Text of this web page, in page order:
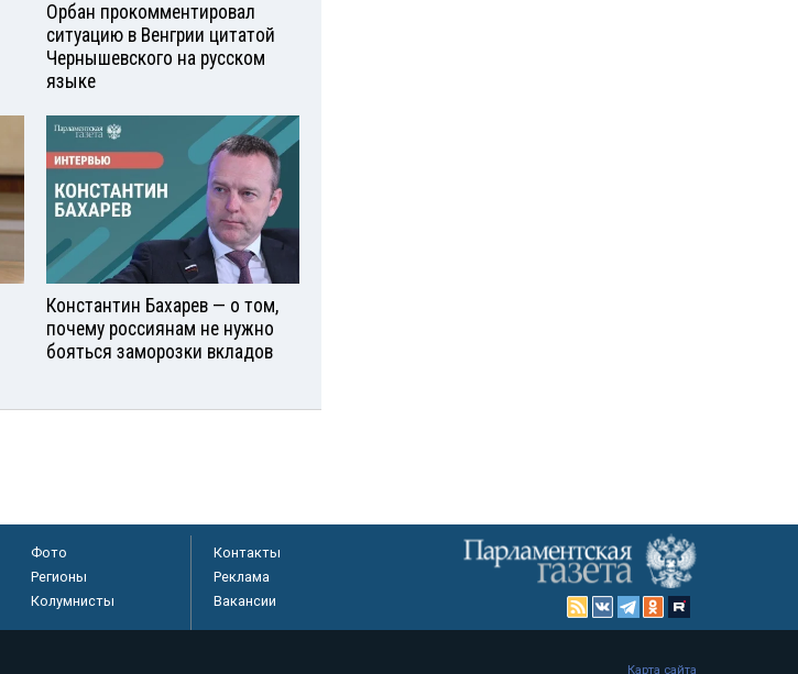
Орбан прокомментировал
ситуацию в Венгрии цитатой
Чернышевского на русском
языке
Константин Бахарев — о том,
почему россиянам не нужно
бояться заморозки вкладов
Фото
Регионы
Колумнисты
Контакты
Реклама
Вакансии
Карта сайта